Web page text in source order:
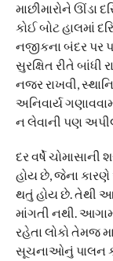
માછીમારોને ઊંડા
કોઈ બોટ હાલમાં
નજીકના બંદર પર
સુરક્ષિત રીતે બાંધી
નજર રાખવી,
અનિવાર્ય
ન લેવાની પણ
દર વર્ષે
હોય છે, જેના
થતું હોય છે. તેથી
માંગતી નથી.
રહેતા લોકો તેમજ
સૂચનાઓનું પાલન